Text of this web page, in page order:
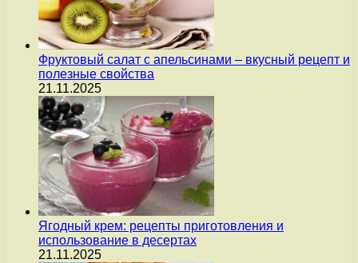
Фруктовый салат с апельсинами – вкусный рецепт и
полезные свойства
21.11.2025
Ягодный крем: рецепты приготовления и
использование в десертах
21.11.2025